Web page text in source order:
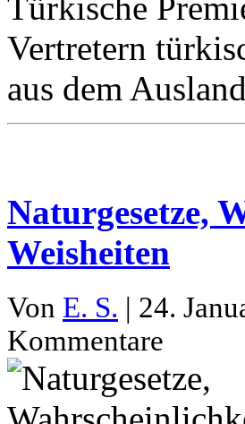
Türkische
Vertretern
aus dem
Naturgesetze,
Weisheiten
Von E. S. | 24.
Kommentare